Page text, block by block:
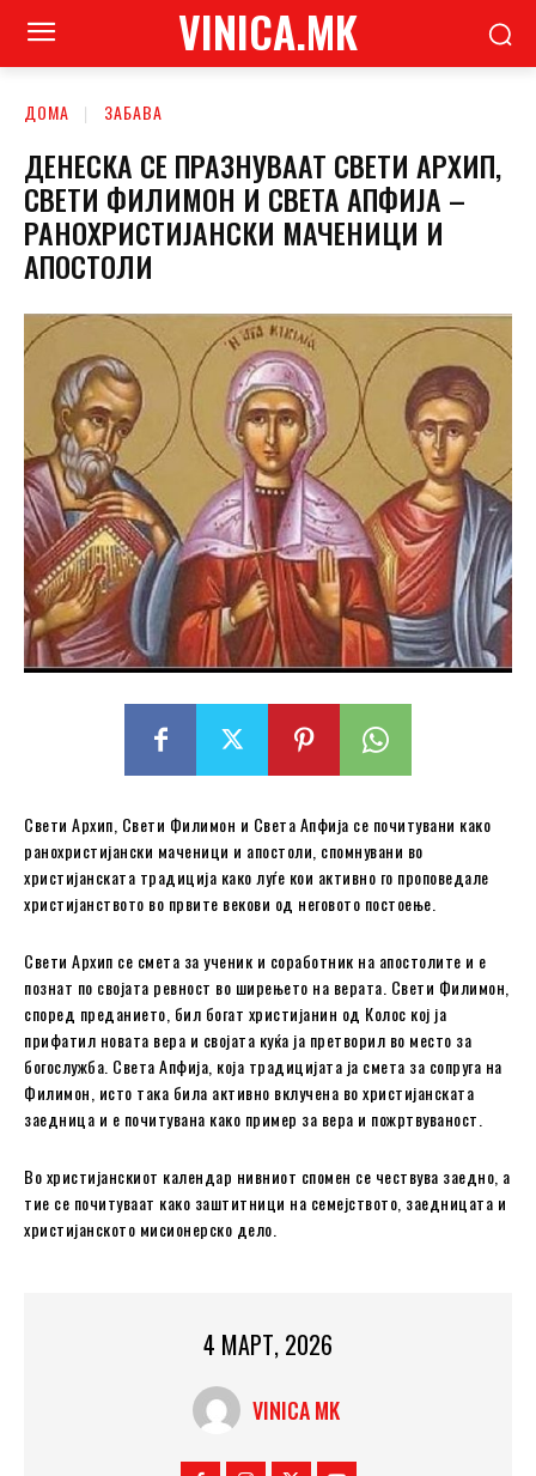
VINICA.MK
ДОМА ЗАБАВА
ДЕНЕСКА СЕ ПРАЗНУВААТ СВЕТИ АРХИП,
СВЕТИ ФИЛИМОН И СВЕТА АПФИЈА –
РАНОХРИСТИЈАНСКИ МАЧЕНИЦИ И
АПОСТОЛИ
Свети Архип, Свети Филимон и Света Апфија се почитувани како
ранохристијански маченици и апостоли, спомнувани во
христијанската традиција како луѓе кои активно го проповедале
христијанството во првите векови од неговото постоење.
Свети Архип се смета за ученик и соработник на апостолите и е
познат по својата ревност во ширењето на верата. Свети Филимон,
според преданието, бил богат христијанин од Колос кој ја
прифатил новата вера и својата куќа ја претворил во место за
богослужба. Света Апфија, која традицијата ја смета за сопруга на
Филимон, исто така била активно вклучена во христијанската
заедница и е почитувана како пример за вера и пожртвуваност.
Во христијанскиот календар нивниот спомен се чествува заедно, а
тие се почитуваат како заштитници на семејството, заедницата и
христијанското мисионерско дело.
4 МАРТ, 2026
VINICA MK